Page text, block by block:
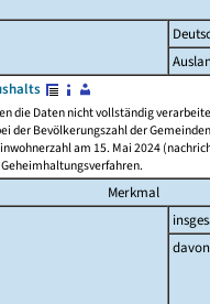
die Daten nicht vollständig
der Bevölkerungszahl der
am 15. Mai 2024
Merkmal